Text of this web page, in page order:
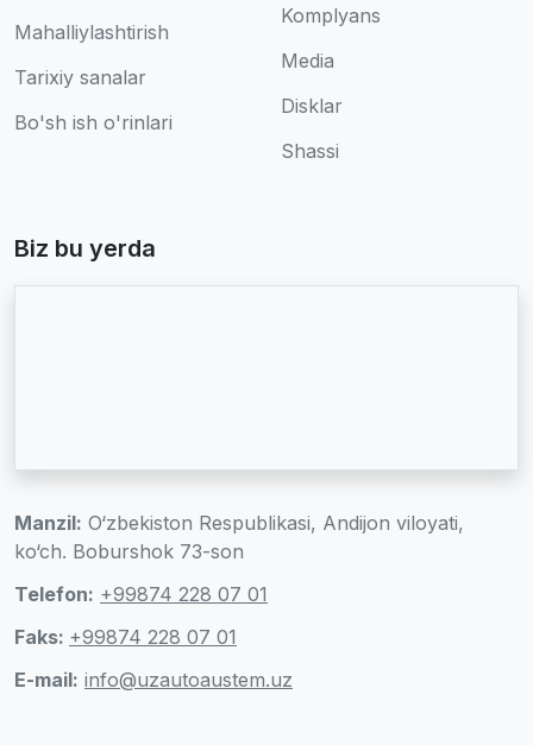
Mahalliylashtirish
Tarixiy sanalar
Bo'sh ish o'rinlari
Komplyans
Media
Disklar
Shassi
Biz bu yerda
Manzil: O‘zbekiston Respublikasi, Andijon viloyati,
ko‘ch. Boburshok 73-son
Telefon: +99874 228 07 01
Faks: +99874 228 07 01
E-mail: info@uzautoaustem.uz